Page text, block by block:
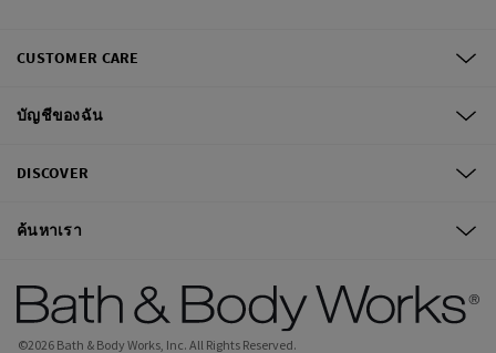
CUSTOMER CARE
บัญชีของฉัน
DISCOVER
ค้นหาเรา
©2026 Bath & Body Works, Inc. All Rights Reserved.